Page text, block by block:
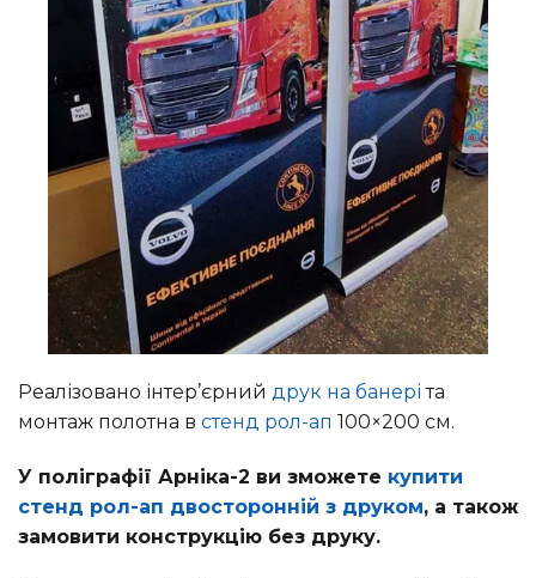
Реалізовано інтер’єрний друк на банері та
монтаж полотна в стенд рол-ап 100×200 см.
У поліграфії Арніка-2 ви зможете купити
стенд рол-ап двосторонній з друком, а також
замовити конструкцію без друку.